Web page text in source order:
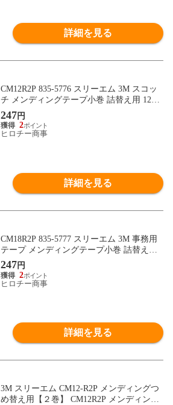
詳細を見る
CM12R2P 835-5776 スリーエム 3M スコッ
チ メンディングテープ小巻 詰替え用 12m
m×11.4m
247 円
2
ヒロチー商事
詳細を見る
CM18R2P 835-5777 スリーエム 3M 事務用
テープ メンディングテープ小巻 詰替え用
18mm×7.6m
247 円
2
ヒロチー商事
詳細を見る
3M スリーエム CM12-R2P メンディングつ
め替え用【２巻】 CM12R2P メンディング